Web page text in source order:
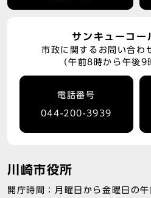
サンキューコー
市政に関するお問い合わ
（午前8時から午後
電話番号
044-200-3939
川崎市役所
開庁時間：月曜日から金曜日の